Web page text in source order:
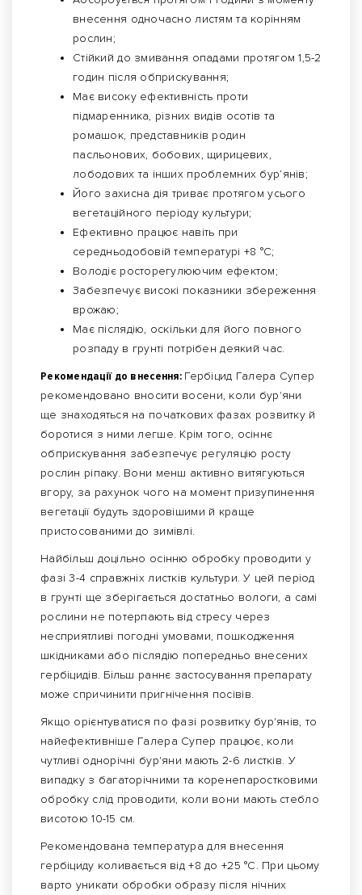
внесення одночасно листям та корінням
рослин;
Стійкий до змивання опадами протягом 1,5-2
годин після обприскування;
Має високу ефективність проти
підмаренника, різних видів осотів та
ромашок, представників родин
пасльонових, бобових, щирицевих,
лободових та інших проблемних бур’янів;
Його захисна дія триває протягом усього
вегетаційного періоду культури;
Ефективно працює навіть при
середньодобовій температурі +8 °C;
Володіє росторегулюючим ефектом;
Забезпечує високі показники збереження
врожаю;
Має післядію, оскільки для його повного
розпаду в грунті потрібен деякий час.
Рекомендації до внесення: Гербіцид Галера Супер
рекомендовано вносити восени, коли бур'яни
ще знаходяться на початкових фазах розвитку й
боротися з ними легше. Крім того, осіннє
обприскування забезпечує регуляцію росту
рослин ріпаку. Вони менш активно витягуються
вгору, за рахунок чого на момент призупинення
вегетації будуть здоровішими й краще
пристосованими до зимівлі.
Найбільш доцільно осінню обробку проводити у
фазі 3-4 справжніх листків культури. У цей період
в грунті ще зберігається достатньо вологи, а самі
рослини не потерпають від стресу через
несприятливі погодні умовами, пошкодження
шкідниками або післядію попередньо внесених
гербіцидів. Більш раннє застосування препарату
може спричинити пригнічення посівів.
Якщо орієнтуватися по фазі розвитку бур'янів, то
найефективніше Галера Супер працює, коли
чутливі однорічні бур'яни мають 2-6 листків. У
випадку з багаторічними та коренепаростковими
обробку слід проводити, коли вони мають стебло
висотою 10-15 см.
Рекомендована температура для внесення
гербіциду коливається від +8 до +25 °С. При цьому
варто уникати обробки образу після нічних